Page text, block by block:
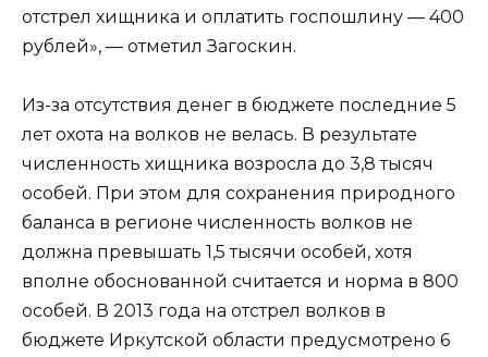
отстрел хищника и оплатить госпошлину — 400
рублей», — отметил Загоскин.
Из-за отсутствия денег в бюджете последние 5
лет охота на волков не велась. В результате
численность хищника возросла до 3,8 тысяч
особей. При этом для сохранения природного
баланса в регионе численность волков не
должна превышать 1,5 тысячи особей, хотя
вполне обоснованной считается и норма в 800
особей. В 2013 года на отстрел волков в
бюджете Иркутской области предусмотрено 6